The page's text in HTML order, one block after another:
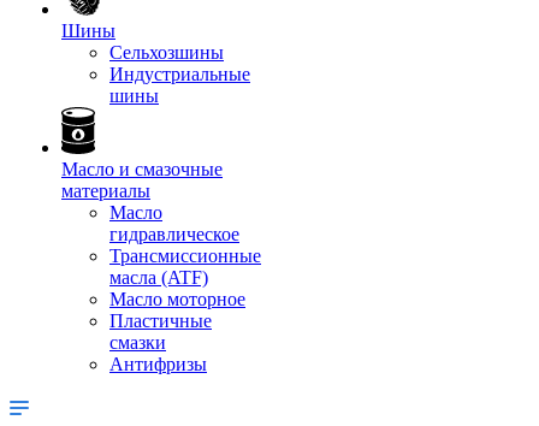
Шины
Сельхозшины
Индустриальные
шины
Масло и смазочные
материалы
Масло
гидравлическое
Трансмиссионные
масла (ATF)
Масло моторное
Пластичные
смазки
Антифризы